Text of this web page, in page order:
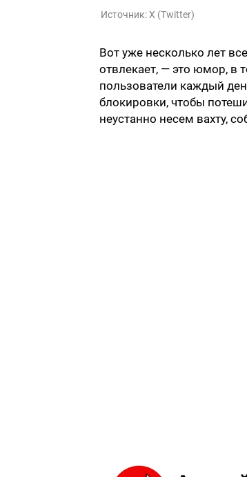
Источник:X (Twitter)
Вот уже несколько лет
отвлекает, — это юмор, в
пользователи каждый
блокировки, чтобы
неустанно несем вахту,